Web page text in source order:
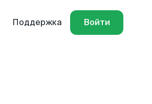
Поддержка Войти